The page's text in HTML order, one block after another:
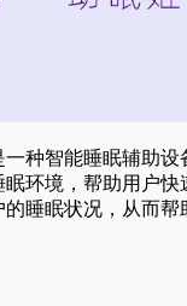
一种智能睡眠辅助
眠环境，帮助用户快
的睡眠状况，从而帮